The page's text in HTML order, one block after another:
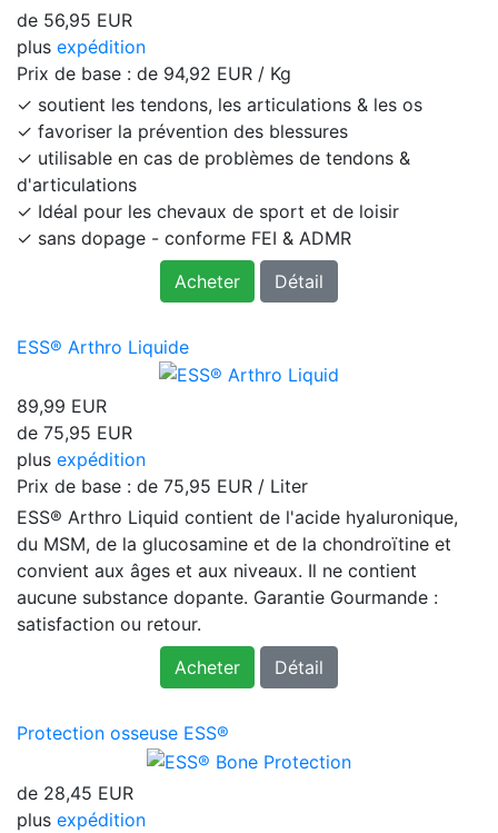
de 56,95 EUR
plus expédition
Prix ​​de base : de 94,92 EUR / Kg
✓ soutient les tendons, les articulations & les os
✓ favoriser la prévention des blessures
✓ utilisable en cas de problèmes de tendons &
d'articulations
✓ Idéal pour les chevaux de sport et de loisir
✓ sans dopage - conforme FEI & ADMR
Acheter
Détail
ESS® Arthro Liquide
89,99 EUR
de 75,95 EUR
plus expédition
Prix ​​de base : de 75,95 EUR / Liter
ESS® Arthro Liquid contient de l'acide hyaluronique,
du MSM, de la glucosamine et de la chondroïtine et
convient aux âges et aux niveaux. Il ne contient
aucune substance dopante. Garantie Gourmande :
satisfaction ou retour.
Acheter
Détail
Protection osseuse ESS®
de 28,45 EUR
plus expédition